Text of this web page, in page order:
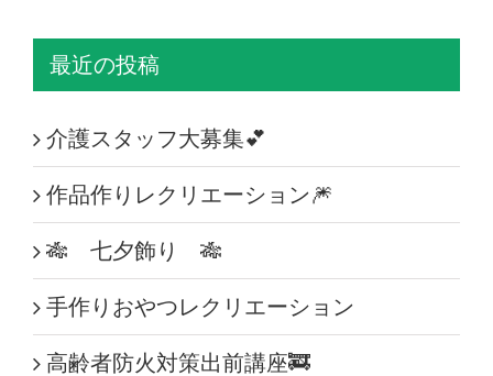
最近の投稿
介護スタッフ大募集💕
作品作りレクリエーション🎆
🎋 七夕飾り 🎋
手作りおやつレクリエーション
高齢者防火対策出前講座🚒